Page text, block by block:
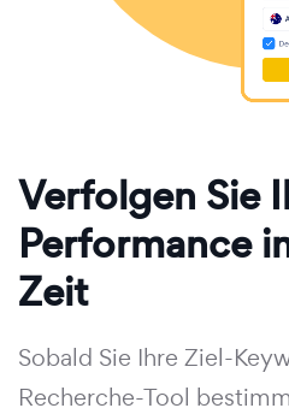
Verfolgen Sie
Performance
Zeit
Sobald Sie Ihre Ziel-
Recherche-Tool